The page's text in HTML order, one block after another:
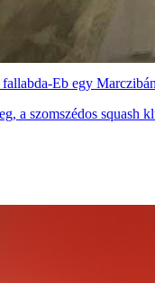
Eb egy
a szomszédos squash